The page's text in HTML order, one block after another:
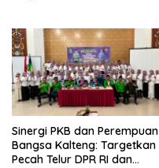
Sinergi PKB dan Perempuan
Bangsa Kalteng: Targetkan
Pecah Telur DPR RI dan